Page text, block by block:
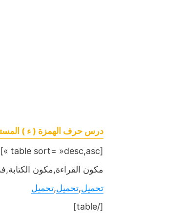
درس حرف الهمزة ( ء )
[table sort= »desc,asc »]
مكون القراءة,مكون
تحميل,تحميل,تحميل
[/table]